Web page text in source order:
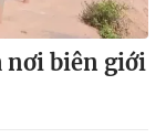
nơi biên giới